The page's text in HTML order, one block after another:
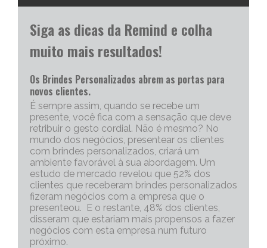
Siga as dicas da Remind e colha
muito mais resultados!
Os Brindes Personalizados abrem as portas para
novos clientes.
É sempre assim, quando se recebe um
presente, você fica com a sensação que deve
retribuir o gesto cordial. Não é mesmo? No
mundo dos negócios, presentear os clientes
com brindes personalizados, criará um
ambiente favorável à sua abordagem. Um
estudo de mercado revelou que 52% dos
clientes que receberam brindes personalizados
fizeram negócios com a empresa que o
presenteou. E o restante, 48% dos clientes,
disseram que estariam mais propensos a fazer
negócios com esta empresa num futuro
próximo.